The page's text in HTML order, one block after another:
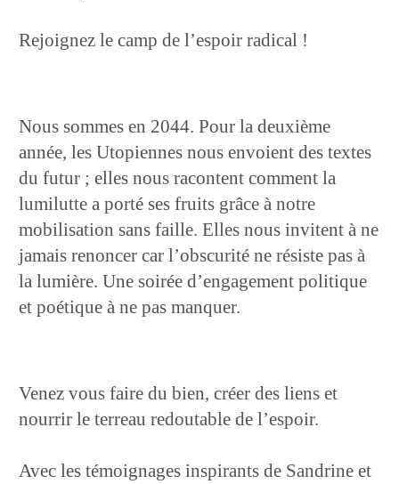
Rejoignez le camp de l’espoir radical !
Nous sommes en 2044. Pour la deuxième
année, les Utopiennes nous envoient des textes
du futur ; elles nous racontent comment la
lumilutte a porté ses fruits grâce à notre
mobilisation sans faille. Elles nous invitent à ne
jamais renoncer car l’obscurité ne résiste pas à
la lumière. Une soirée d’engagement politique
et poétique à ne pas manquer.
Venez vous faire du bien, créer des liens et
nourrir le terreau redoutable de l’espoir.
Avec les témoignages inspirants de Sandrine et